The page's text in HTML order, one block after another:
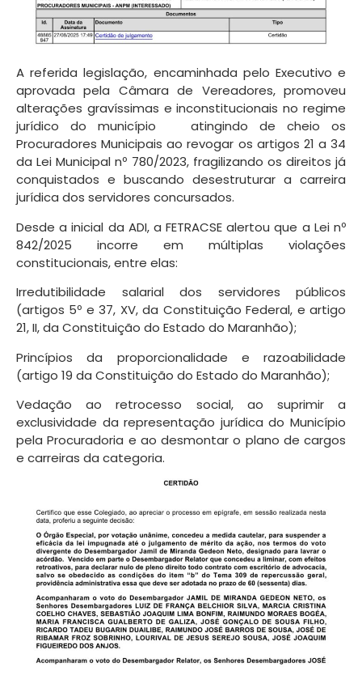
A referida legislação, encaminhada pelo Executivo e
aprovada pela Câmara de Vereadores, promoveu
alterações gravíssimas e inconstitucionais no regime
jurídico do município atingindo de cheio os
Procuradores Municipais ao revogar os artigos 21 a 34
da Lei Municipal nº 780/2023, fragilizando os direitos já
conquistados e buscando desestruturar a carreira
jurídica dos servidores concursados.
Desde a inicial da ADI, a FETRACSE alertou que a Lei nº
842/2025 incorre em múltiplas violações
constitucionais, entre elas:
Irredutibilidade salarial dos servidores públicos
(artigos 5º e 37, XV, da Constituição Federal, e artigo
21, II, da Constituição do Estado do Maranhão);
Princípios da proporcionalidade e razoabilidade
(artigo 19 da Constituição do Estado do Maranhão);
Vedação ao retrocesso social, ao suprimir a
exclusividade da representação jurídica do Município
pela Procuradoria e ao desmontar o plano de cargos
e carreiras da categoria.